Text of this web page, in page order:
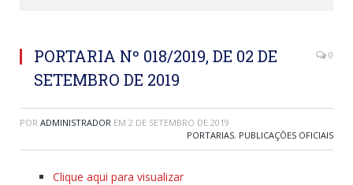
PORTARIA Nº 018/2019, DE 02 DE
SETEMBRO DE 2019
0
POR ADMINISTRADOR EM 2 DE SETEMBRO DE 2019
PORTARIAS, PUBLICAÇÕES OFICIAIS
Clique aqui para visualizar